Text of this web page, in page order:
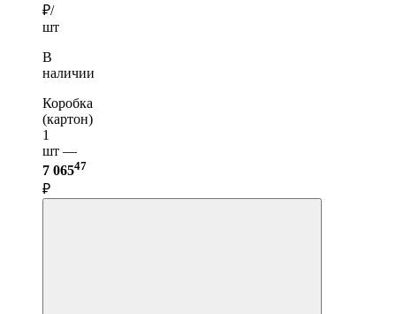
₽/
шт
В
наличии
Коробка
(картон)
1
шт —
7 06547
₽